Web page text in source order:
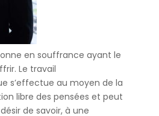
en souffrance ayant le
Le travail
s’effectue au moyen de la
libre des pensées et peut
de savoir, à une